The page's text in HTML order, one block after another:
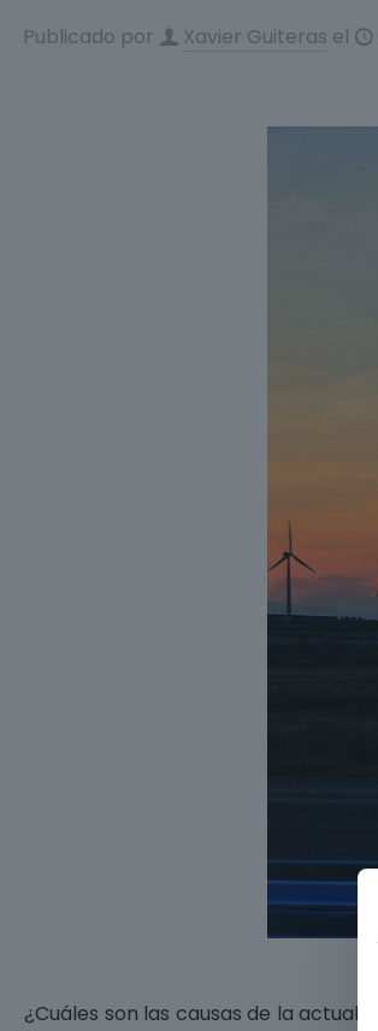
Publicado por Xavier Guiteras el
¿Cuáles son las causas de la actual